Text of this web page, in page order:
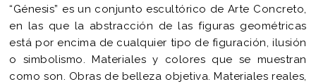
“Génesis” es un conjunto escultórico de Arte Concreto,
en las que la abstracción de las figuras geométricas
está por encima de cualquier tipo de figuración, ilusión
o simbolismo. Materiales y colores que se muestran
como son. Obras de belleza objetiva. Materiales reales,